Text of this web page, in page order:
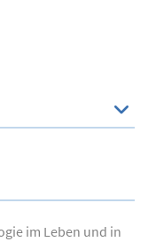
im Leben und in